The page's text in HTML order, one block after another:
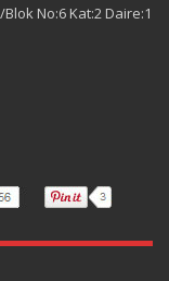
No:6 Kat:2 Daire:1